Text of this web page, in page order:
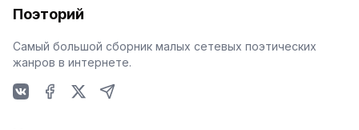
Поэторий
Самый большой сборник малых сетевых поэтических
жанров в интернете.